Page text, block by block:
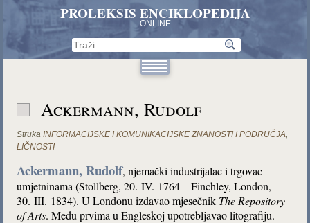
PROLEKSIS ENCIKLOPEDIJA
ONLINE
Ackermann, Rudolf
Struka INFORMACIJSKE I KOMUNIKACIJSKE ZNANOSTI I PODRUČJA,
LIČNOSTI
Ackermann, Rudolf, njemački industrijalac i trgovac
umjetninama (Stollberg, 20. IV. 1764 – Finchley, London,
30. III. 1834). U Londonu izdavao mjesečnik The Repository
of Arts. Među prvima u Engleskoj upotrebljavao litografiju.